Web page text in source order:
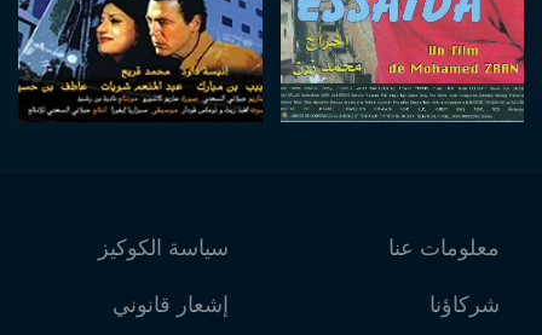
معلومات عنا
شركاؤنا
سياسة الكوكيز
إشعار قانوني